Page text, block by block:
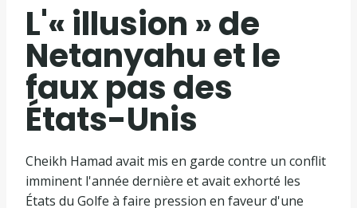
L'« illusion » de
Netanyahu et le
faux pas des
États-Unis
Cheikh Hamad avait mis en garde contre un conflit
imminent l'année dernière et avait exhorté les
États du Golfe à faire pression en faveur d'une